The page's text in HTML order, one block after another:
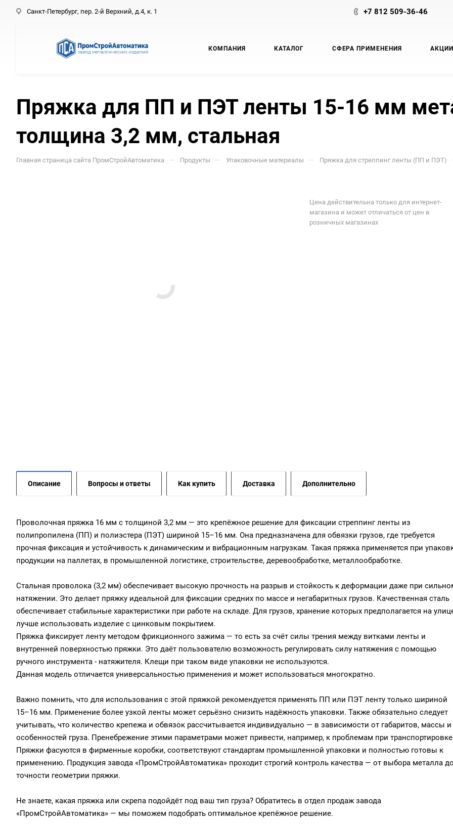
Санкт-Петербург, пер. 2-й Верхний, д.4, к. 1 +7 812 509-36-46
КОМПАНИЯ КАТАЛОГ СФЕРА ПРИМЕНЕНИЯ АКЦИИ
Пряжка для ПП и ПЭТ ленты 15-16 мм
толщина 3,2 мм, стальная
Главная страница сайта ПромСтройАвтоматика — Продукты — Упаковочные материалы — Пряжка для стреппинг ленты (ПП и ПЭТ)
Цена действительна только для интернет-
магазина и может отличаться от цен в
розничных магазинах
Описание Вопросы и ответы Как купить Доставка Дополнительно
Проволочная пряжка 16 мм с толщиной 3,2 мм — это крепёжное решение для фиксации стреппинг ленты из
полипропилена (ПП) и полиэстера (ПЭТ) шириной 15–16 мм. Она предназначена для обвязки грузов, где требуется
прочная фиксация и устойчивость к динамическим и вибрационным нагрузкам. Такая пряжка применяется при
продукции на паллетах, в промышленной логистике, строительстве, деревообработке, металлообработке.
Стальная проволока (3,2 мм) обеспечивает высокую прочность на разрыв и стойкость к деформации даже при
натяжении. Это делает пряжку идеальной для фиксации средних по массе и негабаритных грузов. Качественная сталь
обеспечивает стабильные характеристики при работе на складе. Для грузов, хранение которых предполагается на
лучше использовать изделие с цинковым покрытием.
Пряжка фиксирует ленту методом фрикционного зажима — то есть за счёт силы трения между витками ленты и
внутренней поверхностью пряжки. Это даёт пользователю возможность регулировать силу натяжения с помощью
ручного инструмента - натяжителя. Клещи при таком виде упаковки не используются.
Данная модель отличается универсальностью применения и может использоваться многократно.
Важно помнить, что для использования с этой пряжкой рекомендуется применять ПП или ПЭТ ленту только шириной
15–16 мм. Применение более узкой ленты может серьёзно снизить надёжность упаковки. Также обязательно следует
учитывать, что количество крепежа и обвязок рассчитывается индивидуально — в зависимости от габаритов, массы и
особенностей груза. Пренебрежение этими параметрами может привести, например, к проблемам при
Пряжки фасуются в фирменные коробки, соответствуют стандартам промышленной упаковки и полностью готовы к
применению. Продукция завода «ПромСтройАвтоматика» проходит строгий контроль качества — от выбора металла до
точности геометрии пряжки.
Не знаете, какая пряжка или скрепа подойдёт под ваш тип груза? Обратитесь в отдел продаж завода
«ПромСтройАвтоматика» — мы поможем подобрать оптимальное крепёжное решение.